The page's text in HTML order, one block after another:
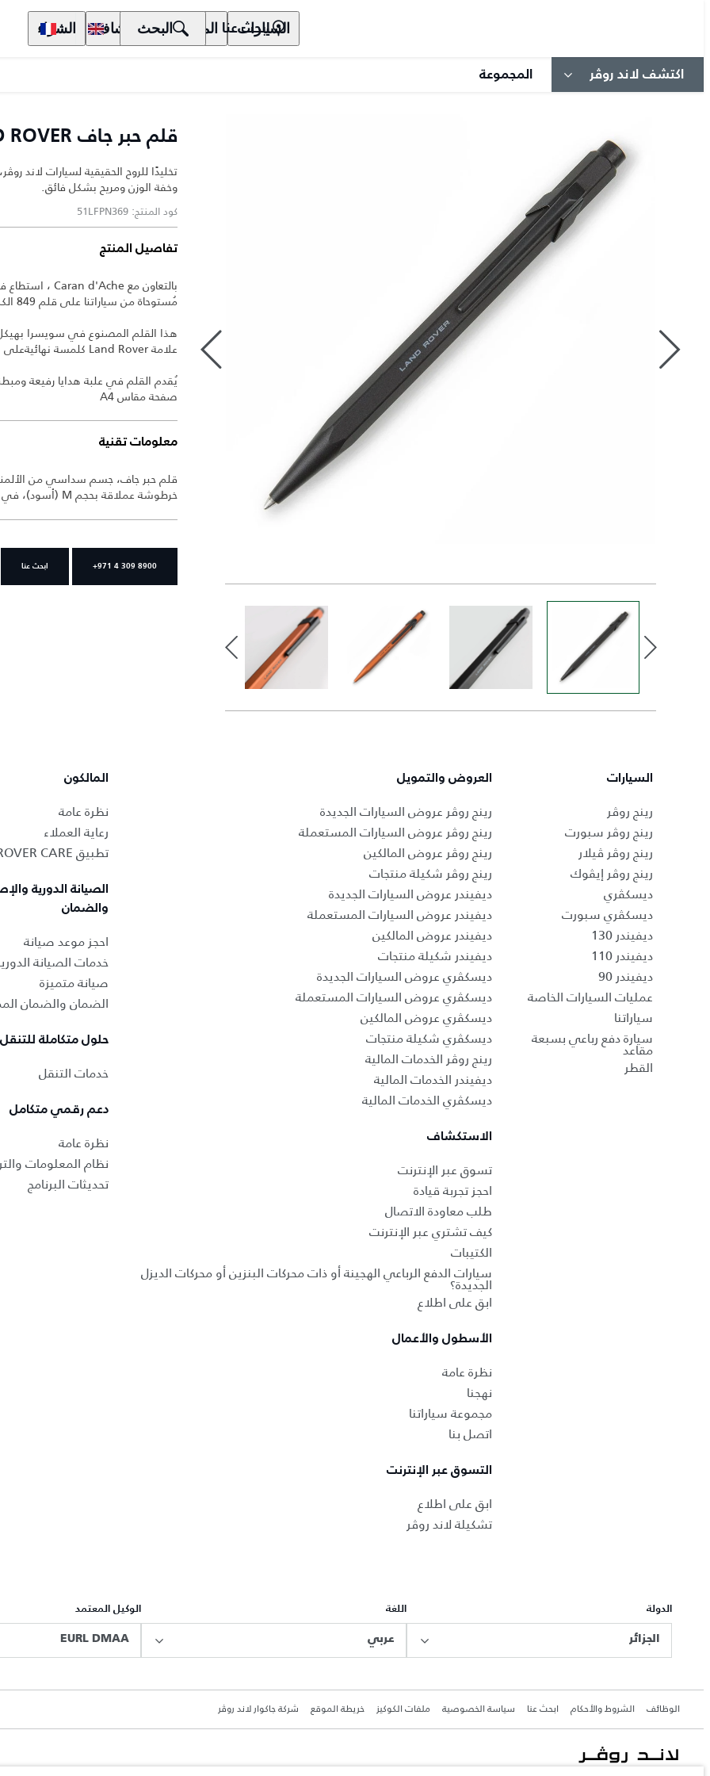
السيارات المالكون الاكتشاف الشراء ابحث عنا البحث
اكتشف لاند روڤر المجموعة
قلم حبر جاف CARAN D'ACHE FOR LAND ROVER
تخليدًا للروح الحقيقية لسيارات لاند
وخفة الوزن ومريح بشكل فائق.
كود المنتج: 51LFPN369
تفاصيل المنتج
مُستوحاة من سياراتنا على قلم 849 الكلاسيكي لإنشاء نسخة جديدة حصرية.
هذا القلم المصنوع في سويسرا
علامة Land Rover كلمسة نهائيةعلى الجسم والتصميم "الحزمة السوداء".
صفحة مقاس A4
معلومات تقنية
قلم حبر جاف، جسم سداسي من
خرطوشة عملاقة بحجم M (أسود)، في علبة معدنية.
+971 4 309 8900 ابحث عنا
السيارات
رينج روڤر
رينج روڤر سبورت
رينج روڤر ڤيلار
رينج روڤر إيڤوك
ديسكڤري
ديسكڤري سبورت
ديفيندر 130
ديفيندر 110
ديفيندر 90
عمليات السيارات الخاصة
سياراتنا
سيارة دفع رباعي بسبعة
مقاعد
القطر
العروض والتمويل
رينج روڤر عروض السيارات الجديدة
رينج روڤر عروض السيارات المستعملة
رينج روڤر عروض المالكين
رينج روڤر شكيلة منتجات
ديفيندر عروض السيارات الجديدة
ديفيندر عروض السيارات المستعملة
ديفيندر عروض المالكين
ديفيندر شكيلة منتجات
ديسكڤري عروض السيارات الجديدة
ديسكڤري عروض السيارات المستعملة
ديسكڤري عروض المالكين
ديسكڤري شكيلة منتجات
رينج روڤر الخدمات المالية
ديفيندر الخدمات المالية
ديسكڤري الخدمات المالية
الاستكشاف
تسوق عبر الإنترنت
احجز تجربة قيادة
طلب معاودة الاتصال
كيف تشتري عبر الإنترنت
الكتيبات
سيارات الدفع الرباعي الهجينة أو ذات محركات البنزين أو محركات الديزل
الجديدة؟
ابق على اطلاع
الأسطول والأعمال
نظرة عامة
نهجنا
مجموعة سياراتنا
اتصل بنا
التسوق عبر الإنترنت
ابق على اطلاع
تشكيلة لاند روڤر
المالكون
نظرة عامة
رعاية العملاء
تطبيق LAND ROVER CARE
الصيانة الدورية
والضمان
احجز موعد صيانة
خدمات الصيانة
صيانة متميزة
الضمان والضمان
حلول متكاملة للتنقل
خدمات التنقل
دعم رقمي متكامل
نظرة عامة
نظام المعلومات
تحديثات البرنامج
الدولة
الجزائر
اللغة
عربي
الوكيل المعتمد
EURL DMAA
الوظائف الشروط والأحكام ابحث عنا سياسة الخصوصية ملفات الكوكيز خريطة الموقع شركة جاكوار لاند روڤر